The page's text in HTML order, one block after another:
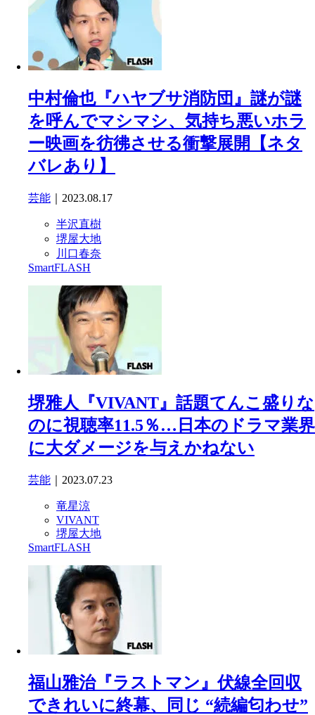
中村倫也『ハヤブサ消防団』謎が謎
を呼んでマシマシ、気持ち悪いホラ
ー映画を彷彿させる衝撃展開【ネタ
バレあり】
芸能 ｜2023.08.17
半沢直樹
堺屋大地
川口春奈
SmartFLASH
堺雅人『VIVANT』話題てんこ盛りな
のに視聴率11.5％…日本のドラマ業界
に大ダメージを与えかねない
芸能 ｜2023.07.23
竜星涼
VIVANT
堺屋大地
SmartFLASH
福山雅治『ラストマン』伏線全回収
できれいに終幕、同じ “続編匂わせ”